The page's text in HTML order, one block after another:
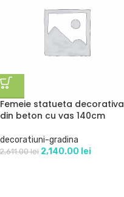
Femeie statueta decorativa
din beton cu vas 140cm
decoratiuni-gradina
2,611.00lei 2,140.00 lei